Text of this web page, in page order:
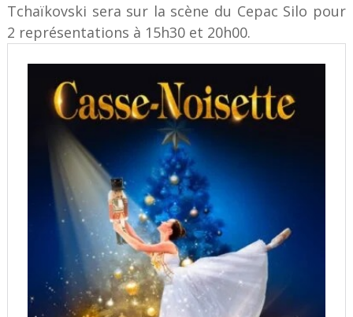
Tchaïkovski sera sur la scène du Cepac Silo pour
2 représentations à 15h30 et 20h00.